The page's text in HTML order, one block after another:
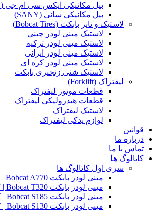
بیل مکانیکی ایکس سی ام جی (XCMG)
بیل مکانیکی سانی (SANY)
لاستیک و تایر بابکت (Bobcat Tires)
لاستیک مینی لودر چینی
لاستیک مینی لودر ترکیه
لاستیک مینی لودر ایرانی
لاستیک مینی لودر کره ای
لاستیک شنی زنجیری بابکت
لیفتراک (Forklift)
قطعات موتور لیفتراک
قطعات هیدرولیکی لیفتراک
لاستیک لیفتراک
لوازم یدکی لیفتراک
قوانین
درباره ما
تماس با ما
کاتالوگ ها
سری اول کاتالوگ ها
مینی لودر بابکت Bobcat A770
مینی لودر بابکت Bobcat T320 | کاتالوگ مشخصات و ویژگی های فنی
مینی لودر بابکت Bobcat S185 | کاتالوگ مشخصات و ویژگی های فنی
مینی لودر بابکت Bobcat S130 | کاتالوگ مشخصات و ویژگی های فنی